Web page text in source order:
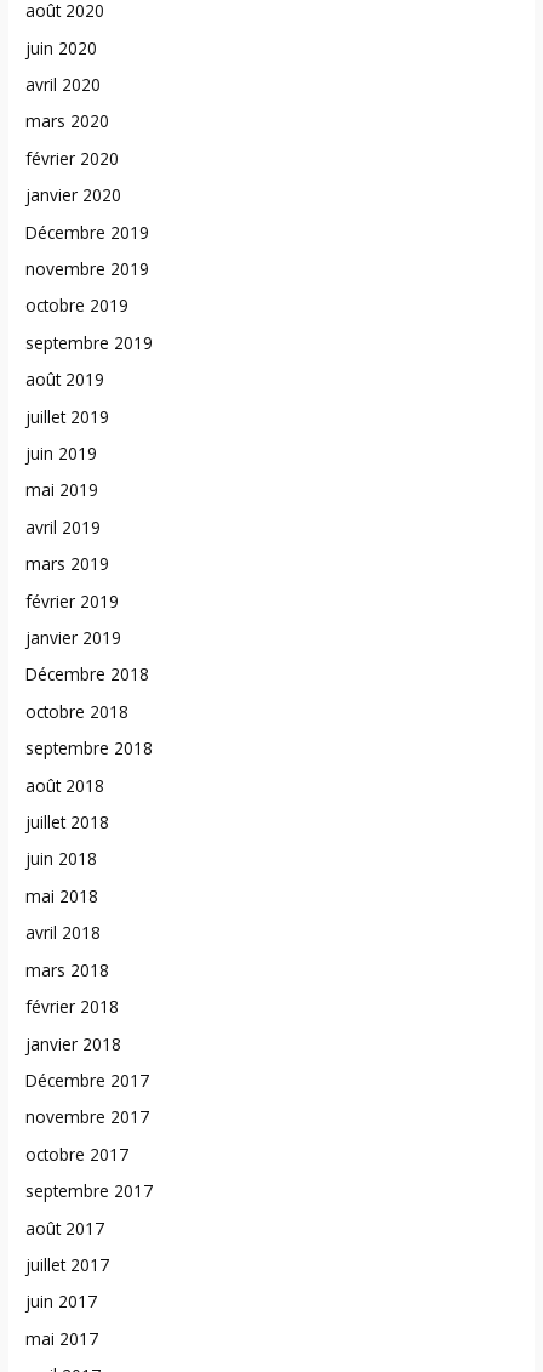
août 2020
juin 2020
avril 2020
mars 2020
février 2020
janvier 2020
Décembre 2019
novembre 2019
octobre 2019
septembre 2019
août 2019
juillet 2019
juin 2019
mai 2019
avril 2019
mars 2019
février 2019
janvier 2019
Décembre 2018
octobre 2018
septembre 2018
août 2018
juillet 2018
juin 2018
mai 2018
avril 2018
mars 2018
février 2018
janvier 2018
Décembre 2017
novembre 2017
octobre 2017
septembre 2017
août 2017
juillet 2017
juin 2017
mai 2017